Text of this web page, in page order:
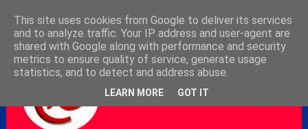
This site uses cookies from Google to deliver its services
and to analyze traffic. Your IP address and user-agent are
shared with Google along with performance and security
metrics to ensure quality of service, generate usage
statistics, and to detect and address abuse.
LEARN MORE GOT IT